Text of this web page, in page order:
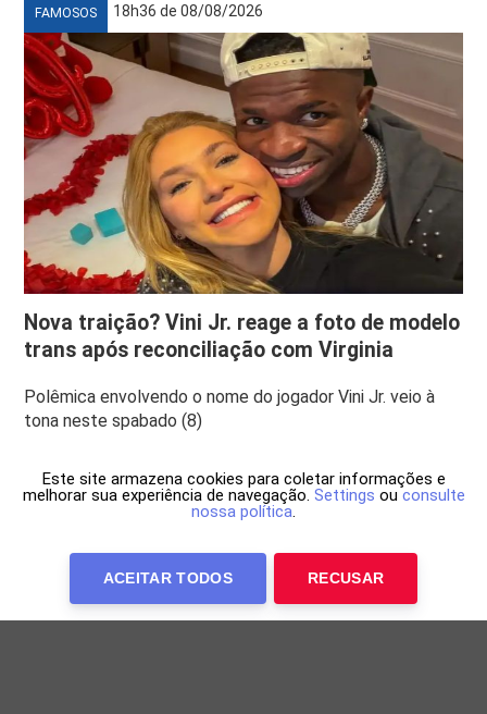
FAMOSOS 18h36 de 08/08/2026
Nova traição? Vini Jr. reage a foto de modelo
trans após reconciliação com Virginia
Polêmica envolvendo o nome do jogador Vini Jr. veio à
tona neste spabado (8)
Este site armazena cookies para coletar informações e
melhorar sua experiência de navegação. Settings ou consulte
nossa política.
ACEITAR TODOS RECUSAR